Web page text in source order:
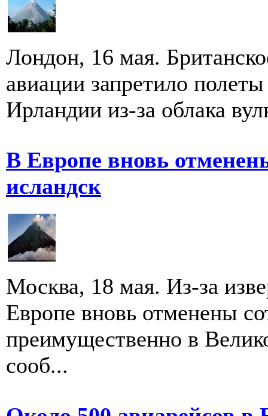
Лондон, 16 мая.
авиации запретило
Ирландии из-за облака
В Европе вновь
исландск
Москва, 18 мая. Из-за
Европе вновь отменены
преимущественно в
сооб...